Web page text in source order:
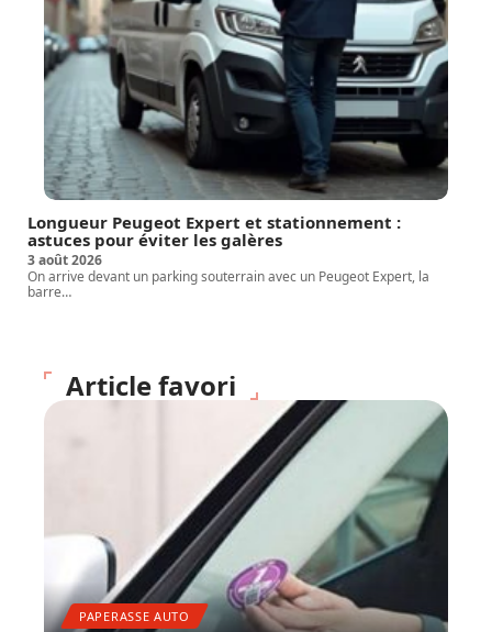
Longueur Peugeot Expert et stationnement :
astuces pour éviter les galères
3 août 2026
On arrive devant un parking souterrain avec un Peugeot Expert, la
barre…
Article favori
PAPERASSE AUTO